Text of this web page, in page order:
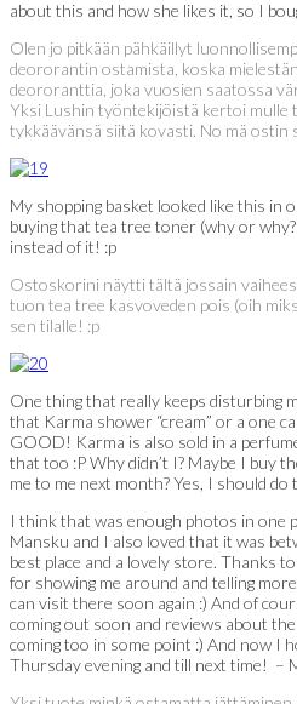
about this and how she likes it, so I
Olen jo pitkään pähkäillyt
deororantin ostamista, koska
deororanttia, joka vuosien saatossa
Yksi Lushin työntekijöistä kertoi mulle
tykkäävänsä siitä kovasti. No mä ostin
My shopping basket looked like this in
buying that tea tree toner (why or
instead of it! :p
Ostoskorini näytti tältä jossain
tuon tea tree kasvoveden pois (oih
sen tilalle! :p
One thing that really keeps disturbing
that Karma shower “cream” or a one
GOOD! Karma is also sold in a
that too :P Why didn’t I? Maybe I buy
me to me next month? Yes, I should do
I think that was enough photos in one
Mansku and I also loved that it was
best place and a lovely store. Thanks
for showing me around and telling
can visit there soon again :) And of
coming out soon and reviews about
coming too in some point :) And now I
Thursday evening and till next time! –